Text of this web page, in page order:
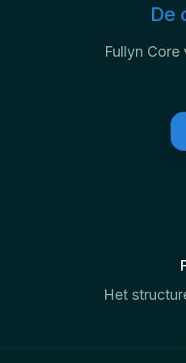
De
Fullyn
Het